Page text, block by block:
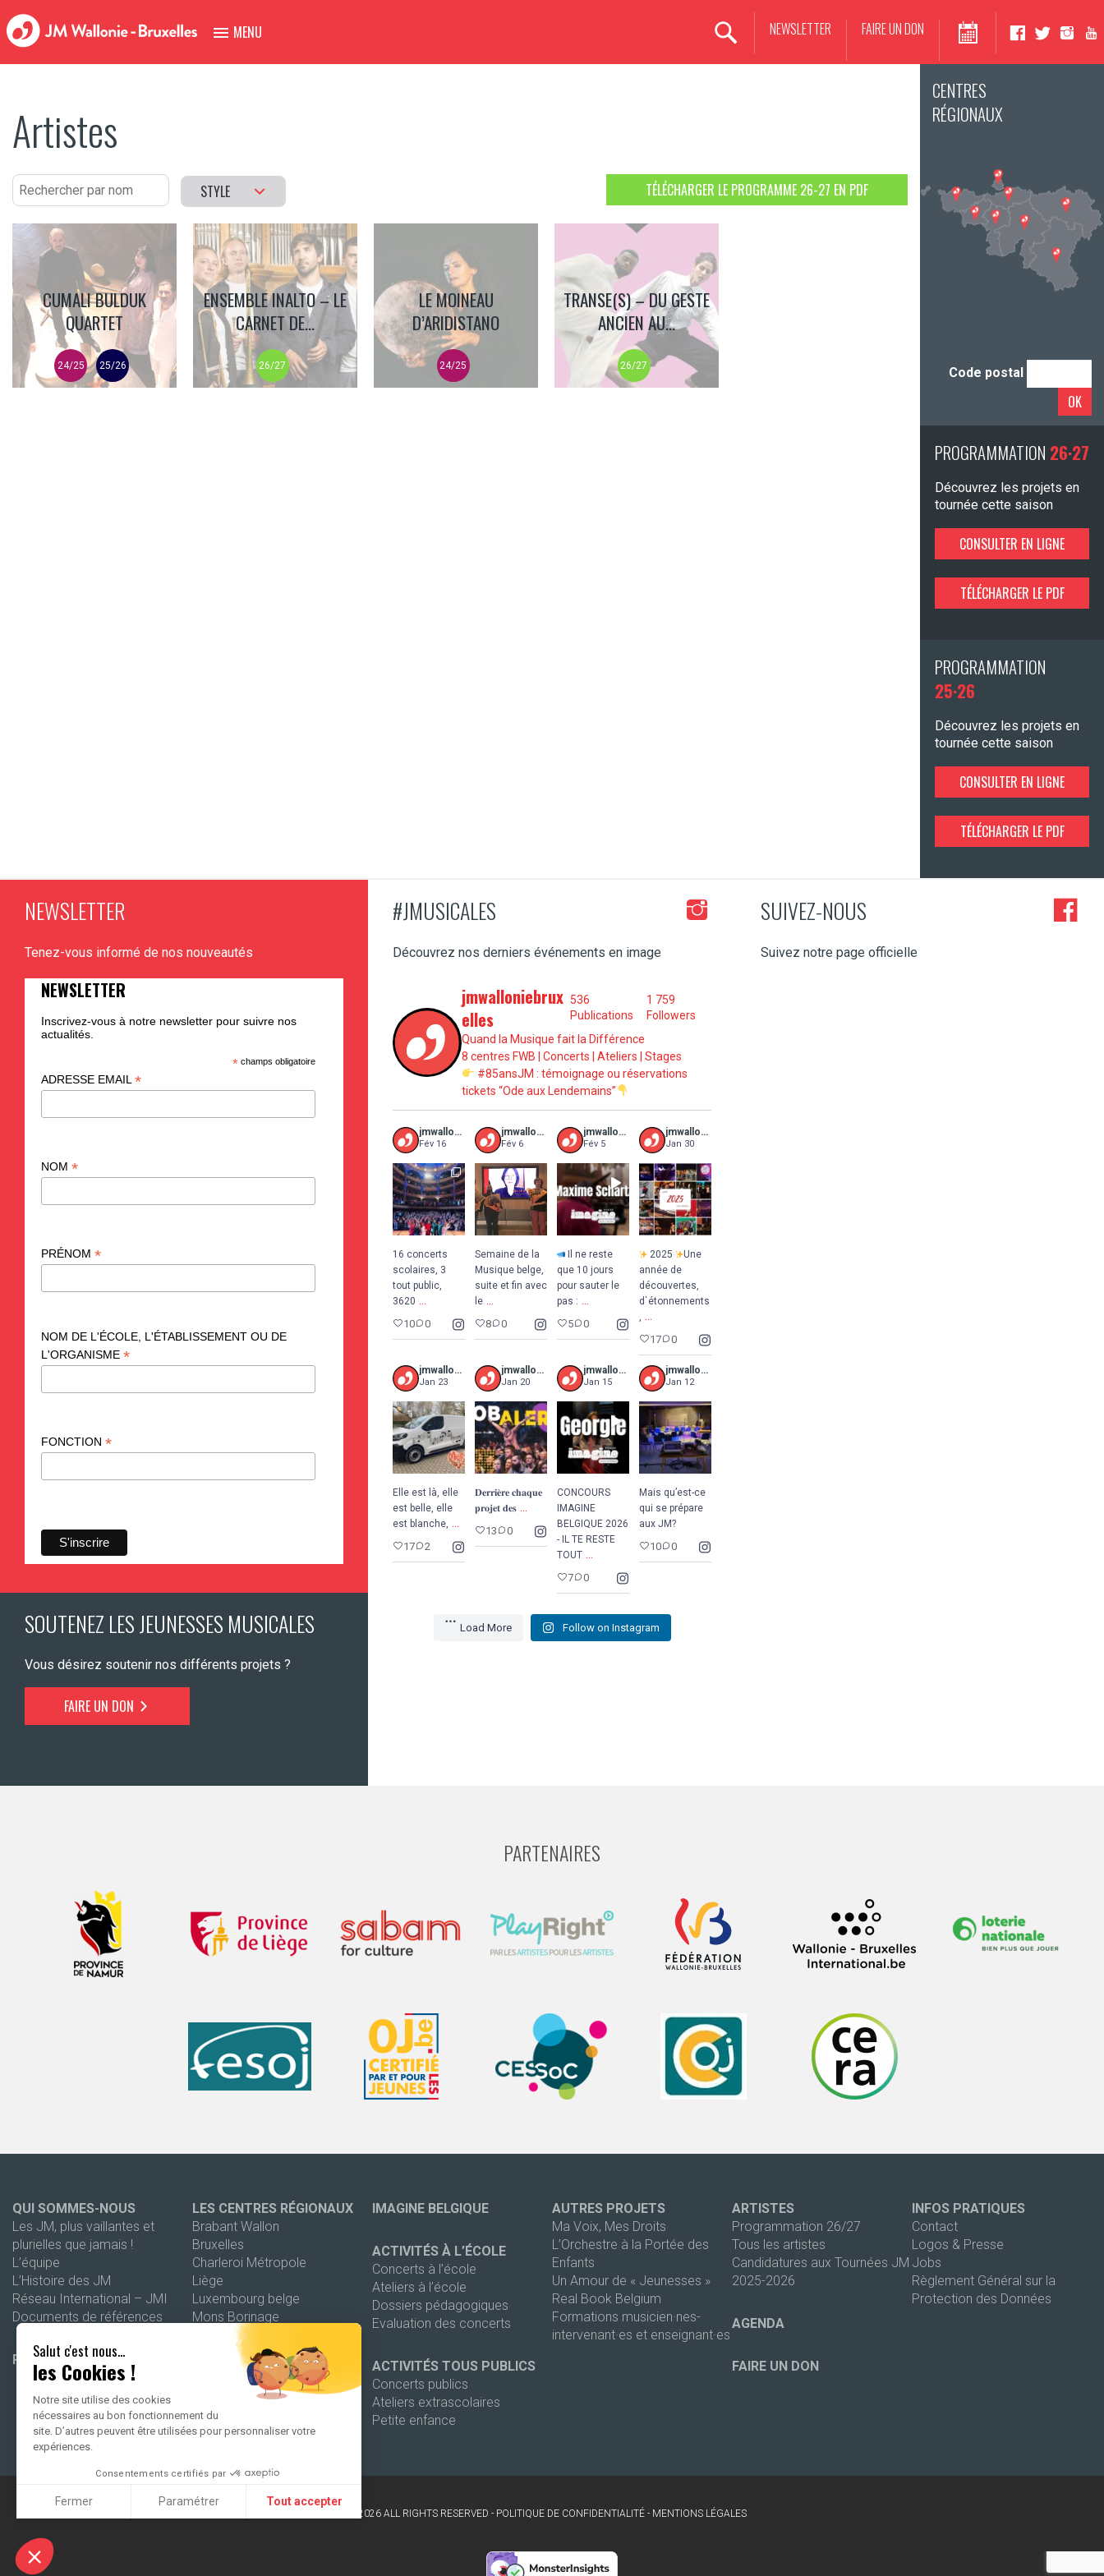
Salut c'est nous...
les Cookies !
Notre site utilise des cookies
nécessaires au bon fonctionnement du
site. D’autres peuvent être utilisées pour personnaliser votre
expériences.
Consentements certifiés par
Fermer Paramétrer Tout accepter
Plateforme de Gestion du Consentement : Personnalisez vos Options
FAIRE UN DON
NEWSLETTER
MENU
Artistes
STYLE TÉLÉCHARGER LE PROGRAMME 26-27 EN PDF
CUMALI BULDUK
QUARTET
24/25 25/26
ENSEMBLE INALTO – LE
CARNET DE...
26/27
LE MOINEAU
D’ARIDISTANO
24/25
TRANSE(S) – DU GESTE
ANCIEN AU...
26/27
CENTRES
RÉGIONAUX
Code postal
OK
PROGRAMMATION 26·27
Découvrez les projets en
tournée cette saison
CONSULTER EN LIGNE
TÉLÉCHARGER LE PDF
PROGRAMMATION
25·26
Découvrez les projets en
tournée cette saison
CONSULTER EN LIGNE
TÉLÉCHARGER LE PDF
NEWSLETTER
Tenez-vous informé de nos nouveautés
NEWSLETTER
Inscrivez-vous à notre newsletter pour suivre nos
actualités.
* champs obligatoire
ADRESSE EMAIL *
NOM *
PRÉNOM *
NOM DE L'ÉCOLE, L'ÉTABLISSEMENT OU DE
L'ORGANISME *
FONCTION *
SOUTENEZ LES JEUNESSES MUSICALES
Vous désirez soutenir nos différents projets ?
FAIRE UN DON
#JMUSICALES
Découvrez nos derniers événements en image
jmwalloniebrux
elles
536
Publications
1 759
Followers
Quand la Musique fait la Différence
8 centres FWB | Concerts | Ateliers | Stages
#85ansJM : témoignage ou réservations
tickets “Ode aux Lendemains”
jmwalloniebruxelles
Fév 16
16 concerts
scolaires, 3
tout public,
3620 ...
10 0
jmwalloniebruxelles
Fév 6
Semaine de la
Musique belge,
suite et fin avec
le ...
8 0
jmwalloniebruxelles
Fév 5
Il ne reste
que 10 jours
pour sauter le
pas : ...
5 0
jmwalloniebruxelles
Jan 30
2025
Une
année de
découvertes,
d`étonnements
...
17 0
jmwalloniebruxelles
Jan 23
Elle est là, elle
est belle, elle
est blanche, ...
17 2
jmwalloniebruxelles
Jan 20
𝐃𝐞𝐫𝐫𝐢𝐞̀𝐫𝐞 𝐜𝐡𝐚𝐪𝐮𝐞
𝐩𝐫𝐨𝐣𝐞𝐭 𝐝𝐞𝐬 ...
13 0
jmwalloniebruxelles
Jan 15
CONCOURS
IMAGINE
BELGIQUE 2026
- IL TE RESTE
TOUT ...
7 0
jmwalloniebruxelles
Jan 12
Mais qu’est-ce
qui se prépare
aux JM?
10 0
Load More Follow on Instagram
SUIVEZ-NOUS
Suivez notre page officielle
PARTENAIRES
QUI SOMMES-NOUS
Les JM, plus vaillantes et
plurielles que jamais !
L’équipe
L’Histoire des JM
Réseau International – JMI
Documents de références
PROGRAMMATION 26-27
LES CENTRES RÉGIONAUX
Brabant Wallon
Bruxelles
Charleroi Métropole
Liège
Luxembourg belge
Mons Borinage
Wallonie picarde
IMAGINE BELGIQUE
ACTIVITÉS À L’ÉCOLE
Concerts à l’école
Ateliers à l’école
Dossiers pédagogiques
Evaluation des concerts
ACTIVITÉS TOUS PUBLICS
Concerts publics
Ateliers extrascolaires
Petite enfance
AUTRES PROJETS
Ma Voix, Mes Droits
L’Orchestre à la Portée des
Enfants
Un Amour de « Jeunesses »
Real Book Belgium
Formations musicien·nes-
intervenant·es et enseignant·es
ARTISTES
Programmation 26/27
Tous les artistes
Candidatures aux Tournées JM
2025-2026
AGENDA
FAIRE UN DON
INFOS PRATIQUES
Contact
Logos & Presse
Jobs
Règlement Général sur la
Protection des Données
2026 ALL RIGHTS RESERVED - POLITIQUE DE CONFIDENTIALITÉ- MENTIONS LÉGALES